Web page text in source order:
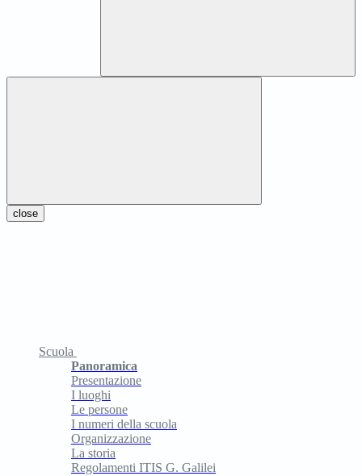
close
Scuola
Panoramica
Presentazione
I luoghi
Le persone
I numeri della scuola
Organizzazione
La storia
Regolamenti ITIS G. Galilei